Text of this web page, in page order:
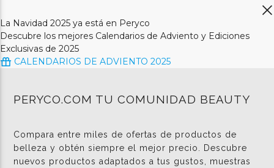
La Navidad 2025 ya está en Peryco
Descubre los mejores Calendarios de Adviento y Ediciones
Exclusivas de 2025
CALENDARIOS DE ADVIENTO 2025
PERYCO.COM TU COMUNIDAD BEAUTY
Compara entre miles de ofertas de productos de
belleza y obtén siempre el mejor precio. Descubre
nuevos productos adaptados a tus gustos, muestras